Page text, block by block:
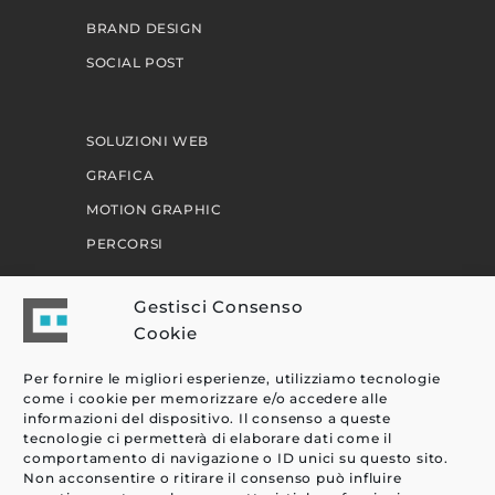
Gestisci Consenso
Cookie
Per fornire le migliori esperienze, utilizziamo tecnologie
come i cookie per memorizzare e/o accedere alle
informazioni del dispositivo. Il consenso a queste
tecnologie ci permetterà di elaborare dati come il
comportamento di navigazione o ID unici su questo sito.
Non acconsentire o ritirare il consenso può influire
BRAND DESIGN
SOCIAL POST
SOLUZIONI WEB
GRAFICA
MOTION GRAPHIC
PERCORSI
BLOG
CONTATTI